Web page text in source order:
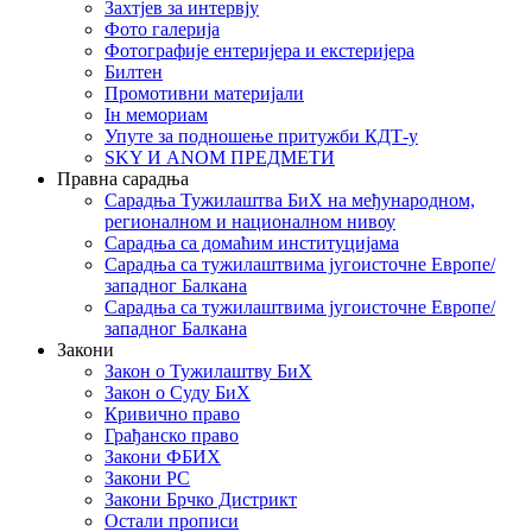
Захтјев за интервју
Фото галерија
Фотографије ентеријера и екстеријера
Билтен
Промотивни материјали
Iн мемориам
Упуте за подношење притужби КДТ-у
SKY И ANOM ПРЕДМЕТИ
Правна сарадња
Сарадња Тужилаштва БиХ на међународном,
регионалном и националном нивоу
Сарадња са домаћим институцијама
Сарадња са тужилаштвима југоисточне Европе/
западног Балкана
Сарадња са тужилаштвима југоисточне Европе/
западног Балкана
Закони
Закон о Тужилаштву БиХ
Закон о Суду БиХ
Кривично право
Грађанско право
Закони ФБИХ
Закони РС
Закони Брчко Дистрикт
Остали прописи